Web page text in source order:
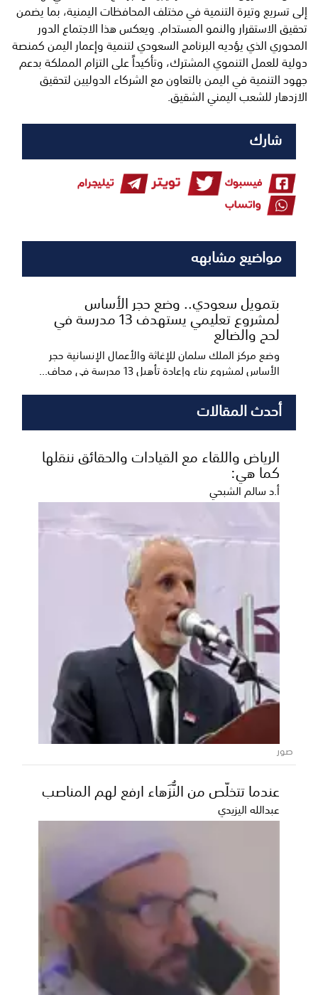
إلى تسريع وتيرة التنمية في مختلف المحافظات اليمنية، بما يضمن
تحقيق الاستقرار والنمو المستدام. ويعكس هذا الاجتماع الدور
المحوري الذي يؤديه البرنامج السعودي لتنمية وإعمار اليمن كمنصة
دولية للعمل التنموي المشترك، وتأكيداً على التزام المملكة بدعم
جهود التنمية في اليمن بالتعاون مع الشركاء الدوليين لتحقيق
الازدهار للشعب اليمني الشقيق.
شارك
مواضيع مشابهه
بتمويل سعودي.. وضع حجر الأساس
لمشروع تعليمي يستهدف 13 مدرسة في
لحج والضالع
وضع مركز الملك سلمان للإغاثة والأعمال الإنسانية حجر
الأساس لمشروع بناء وإعادة تأهيل 13 مدرسة في محاف...
ناشطون يشيدون بجهود وزير النفط
ويحذرون من حملات الاستهداف بالتزامن
مع ترتيبات استئناف التصدير
أشاد ناشطون بالجهود الحثيثة والميدانية التي يبذلها وزير
النفط والمعادن، الدكتور محمد بامقاء، لمتابعة...
أحدث المقالات
الرياض واللقاء مع القيادات والحقائق ننقلها
كما هي:
أ.د سالم الشبحي
صور
عندما تتخلّص من النُّزَهاء ارفع لهم المناصب
عبدالله اليزيدي